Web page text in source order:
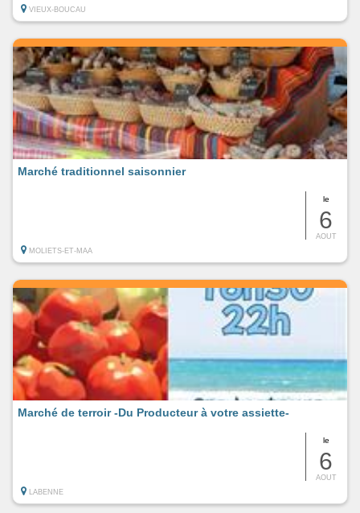
VIEUX-BOUCAU
le
6
AOUT
Marché traditionnel saisonnier
MOLIETS-ET-MAA
le
6
AOUT
Marché de terroir -Du Producteur à votre assiette-
LABENNE